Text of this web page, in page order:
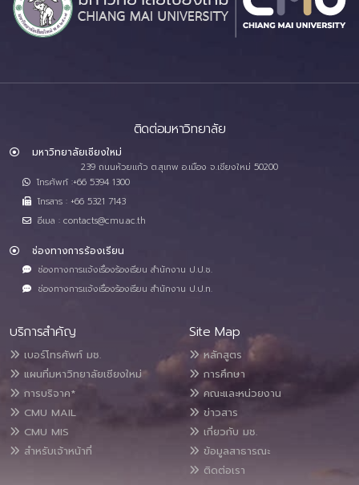
ติดต่อมหาวิทยาลัย
มหาวิทยาลัยเชียงใหม่
239 ถนนห้วยแก้ว ต.สุเทพ อ.เมือง จ.เชียงใหม่ 50200
โทรศัพท์ :+66 5394 1300
โทรสาร : +66 5321 7143
อีเมล : contacts@cmu.ac.th
ช่องทางการร้องเรียน
ช่องทางการแจ้งเรื่องร้องเรียน สำนักงาน ป.ป.ช.
ช่องทางการแจ้งเรื่องร้องเรียน สำนักงาน ป.ป.ท.
บริการสำคัญ
เบอร์โทรศัพท์ มช.
แผนที่มหาวิทยาลัยเชียงใหม่
การบริจาค*
CMU MAIL
CMU MIS
สำหรับเจ้าหน้าที่
Site Map
หลักสูตร
การศึกษา
คณะและหน่วยงาน
ข่าวสาร
เกี่ยวกับ มช.
ข้อมูลสาธารณะ
ติดต่อเรา